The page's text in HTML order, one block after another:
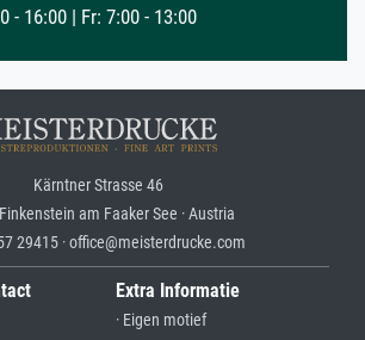
- 16:00 | Fr: 7:00 - 13:00
Kärntner Strasse 46
am Faaker See · Austria
29415 · office@meisterdrucke.com
Extra Informatie
· Eigen motief